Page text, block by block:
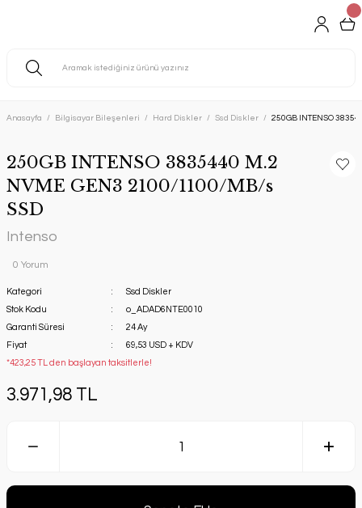
Anasayfa Bilgisayar Bileşenleri Hard Diskler Ssd Diskler 250GB INTENSO
250GB INTENSO 3835440 M.2
NVME GEN3 2100/1100/MB/s
SSD
Intenso
0 Yorum
Kategori
Ssd Diskler
Stok Kodu
o_ADAD6NTE0010
Garanti Süresi
24 Ay
Fiyat
69,53 USD + KDV
*423,25 TL den başlayan taksitlerle!
3.971,98 TL